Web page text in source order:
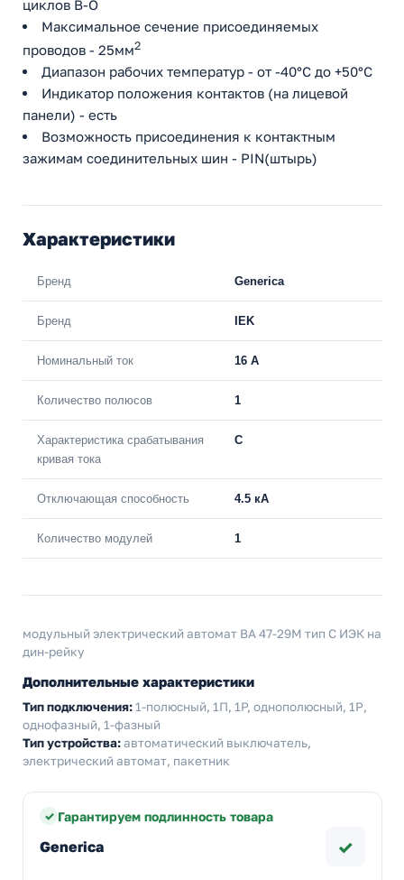
циклов В-О
Максимальное сечение присоединяемых
проводов - 25мм2
Диапазон рабочих температур - от -40°С до +50°С
Индикатор положения контактов (на лицевой
панели) - есть
Возможность присоединения к контактным
зажимам соединительных шин - PIN(штырь)
Характеристики
Бренд Generica
Бренд IEK
Номинальный ток 16 A
Количество полюсов 1
Характеристика срабатывания
кривая тока
C
Отключающая способность 4.5 кА
Количество модулей 1
модульный электрический автомат ВА 47-29М тип С ИЭК на
дин-рейку
Дополнительные характеристики
Тип подключения:1-полюсный, 1П, 1P, однополюсный, 1Р,
однофазный, 1-фазный
Тип устройства:автоматический выключатель,
электрический автомат, пакетник
Гарантируем подлинность товара
Generica ✓